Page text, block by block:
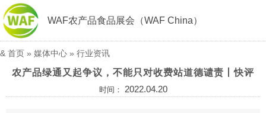
WAF农产品食品展会（WAF China）
& 首页 » 媒体中心 » 行业资讯
农产品绿通又起争议，不能只对收费站道德谴责丨快评
时间： 2022.04.20